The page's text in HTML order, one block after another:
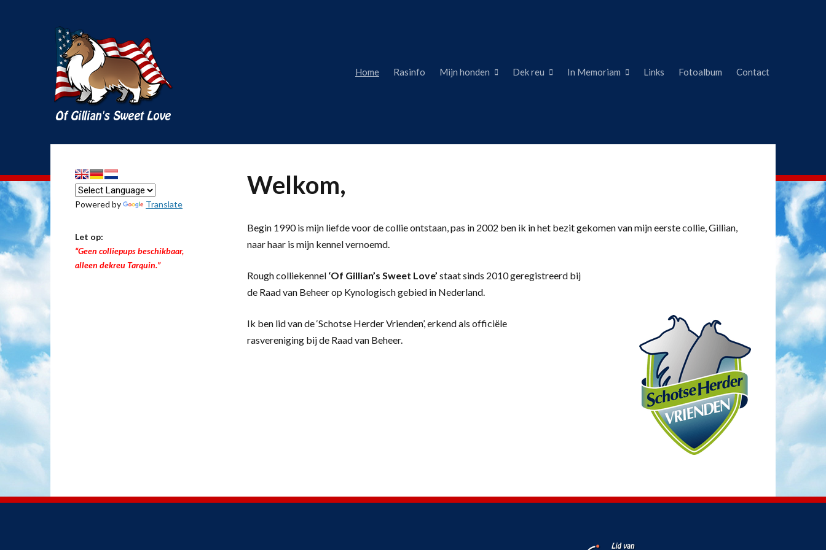
Home Rasinfo Mijn honden Dek reu In Memoriam Links Fotoalbum Contact
Welkom,
Begin 1990 is mijn liefde voor de collie ontstaan, pas in 2002 ben ik in het bezit gekomen van mijn eerste collie, Gillian,
naar haar is mijn kennel vernoemd.
Rough colliekennel ‘Of Gillian’s Sweet Love’ staat sinds 2010 geregistreerd bij
de Raad van Beheer op Kynologisch gebied in Nederland.
Ik ben lid van de ‘Schotse Herder Vrienden’, erkend als officiële
rasvereniging bij de Raad van Beheer.
Powered by Translate
Let op:
“Geen colliepups beschikbaar,
alleen dekreu Tarquin.”